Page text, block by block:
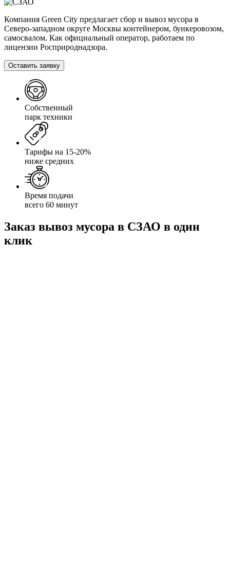
Компания Green City предлагает сбор и вывоз мусора в
Северо-западном округе Москвы контейнером, бункеровозом,
самосвалом. Как официальный оператор, работаем по
лицензии Росприроднадзора.
Оставить заявку
Собственный
парк техники
Тарифы на 15-20%
ниже средних
Время подачи
всего 60 минут
Заказ вывоз мусора в СЗАО в один
клик